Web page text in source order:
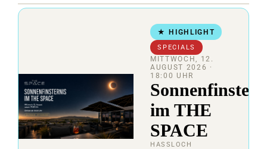
★ HIGHLIGHT
SPECIALS
MITTWOCH, 12.
AUGUST 2026 ·
18:00 UHR
im THE
SPACE
HASSLOCH